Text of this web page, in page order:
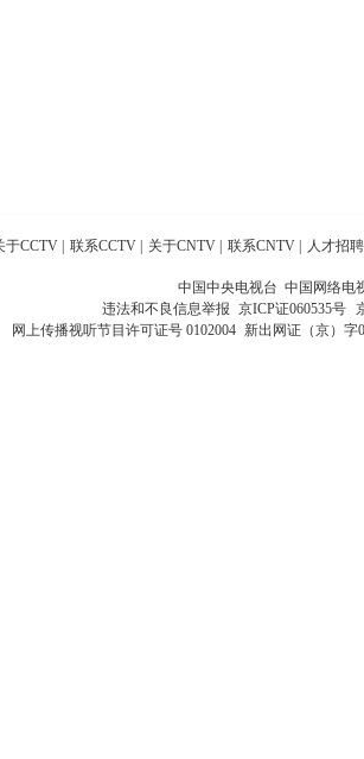
于CCTV 联系CCTV 关于CNTV 联系CNTV 人才招聘
中国中央电视台 中国网络电
违法和不良信息举报 京ICP证060535号
网上传播视听节目许可证号 0102004 新出网证（京）